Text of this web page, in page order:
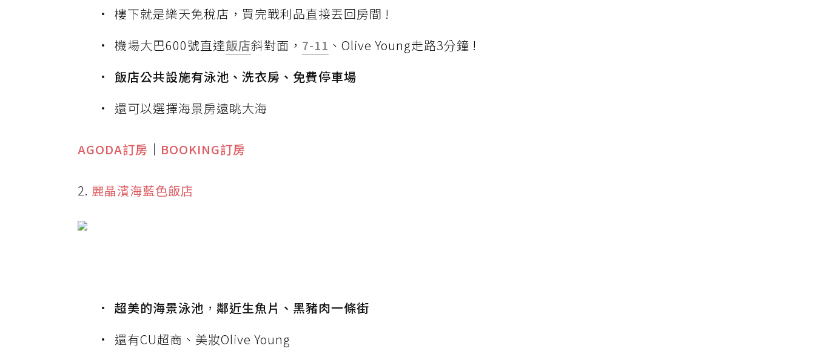
樓下就是樂天免稅店，買完戰利品直接丟回房間 !
機場大巴600號直達飯店斜對面， 7-11 、Olive Young走路3分鐘 !
飯店公共設施有泳池、洗衣房、免費停車場
還可以選擇海景房遠眺大海
AGODA訂房 ｜ BOOKING訂房
2. 麗晶濱海藍色飯店
超美的海景泳池 ， 鄰近生魚片、黑豬肉一條街
還有CU超商、美妝Olive Young